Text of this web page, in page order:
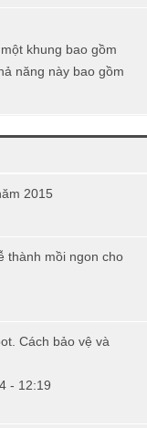
khung bao gồm
năng này bao gồm
2015
thành mồi ngon cho
Cách bảo vệ và
- 12:19